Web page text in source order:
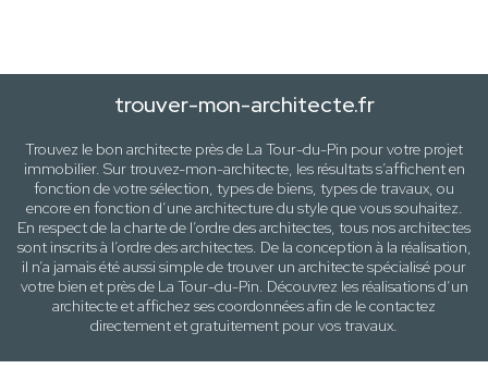
trouver-mon-architecte.fr
Trouvez le bon architecte près de La Tour-du-Pin pour votre projet
immobilier. Sur trouvez-mon-architecte, les résultats s’affichent en
fonction de votre sélection, types de biens, types de travaux, ou
encore en fonction d’une architecturedu style que vous souhaitez.
En respect de la charte de l’ordre des architectes, tous nos architectes
sont inscrits à l’ordre des architectes. De la conception à la réalisation,
il n’a jamais été aussi simple de trouver un architecte spécialisé pour
votre bien et près de La Tour-du-Pin. Découvrez les réalisations d’un
architecte et affichez ses coordonnées afin de le contactez
directement et gratuitement pourvos travaux.